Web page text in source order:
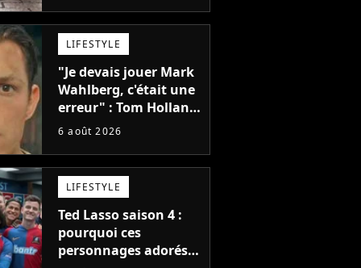
et je ne sais pas quoi
en penser
LIFESTYLE
"Je devais jouer Mark
Wahlberg, c'était une
erreur" : Tom Holland,
la star de Spider-Man,
blockbuster
6 août 2026
LIFESTYLE
Ted Lasso saison 4 :
pourquoi ces
personnages adorés